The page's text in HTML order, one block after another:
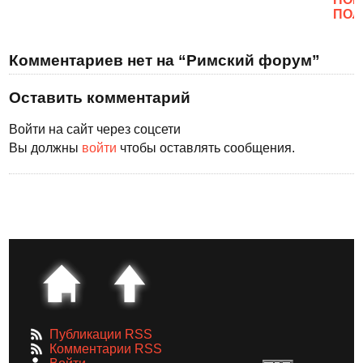
Комментариев нет на “Римский форум”
Оставить комментарий
Войти на сайт через соцсети
Вы должны войти чтобы оставлять сообщения.
Публикации RSS
Комментарии RSS